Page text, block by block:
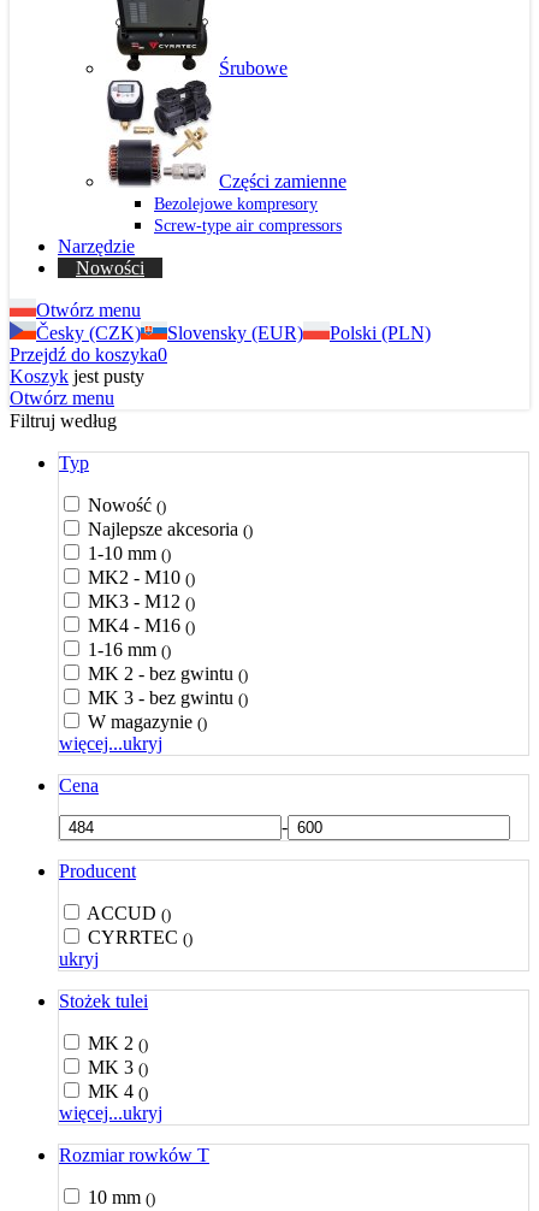
Śrubowe
Części zamienne
Bezolejowe kompresory
Screw-type air compressors
Narzędzie
Nowości
Otwórz menu
Česky (CZK)
Slovensky (EUR)
Polski (PLN)
Przejdź do koszyka0
Koszyk jest pusty
Otwórz menu
Filtruj według
Typ
Nowość ()
Najlepsze akcesoria ()
1-10 mm ()
MK2 - M10 ()
MK3 - M12 ()
MK4 - M16 ()
1-16 mm ()
MK 2 - bez gwintu ()
MK 3 - bez gwintu ()
W magazynie ()
więcej...ukryj
Cena
-
Producent
ACCUD ()
CYRRTEC ()
ukryj
Stożek tulei
MK 2 ()
MK 3 ()
MK 4 ()
więcej...ukryj
Rozmiar rowków T
10 mm ()